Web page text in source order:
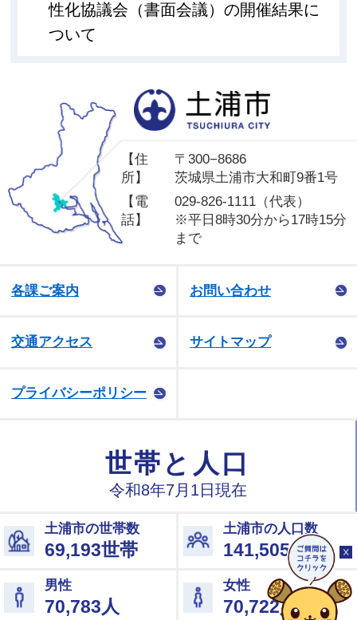
性化協議会（書面会議）の開催結果に
ついて
【住
所】
〒300−8686
茨城県土浦市大和町9番1号
【電
話】
029-826-1111（代表）
※平日8時30分から17時15分
まで
各課ご案内 お問い合わせ
交通アクセス サイトマップ
プライバシーポリシー